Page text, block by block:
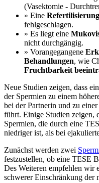
(Vasektomie -
» Eine
fehlgeschlagen.
» Es liegt eine
nicht durchgängig.
» Vorangegangene
Behandlungen, wie
Fruchtbarkeit
Neue Studien zeigen, dass
der Spermien zu einem
bei der Partnerin und zu
führt. Einige Studien zeigen,
Spermien, die durch eine
niedriger ist, als bei
Zunächst werden zwei
festzustellen, ob eine TESE
Des Weiteren empfehlen wir
schwerer Einschränkung der